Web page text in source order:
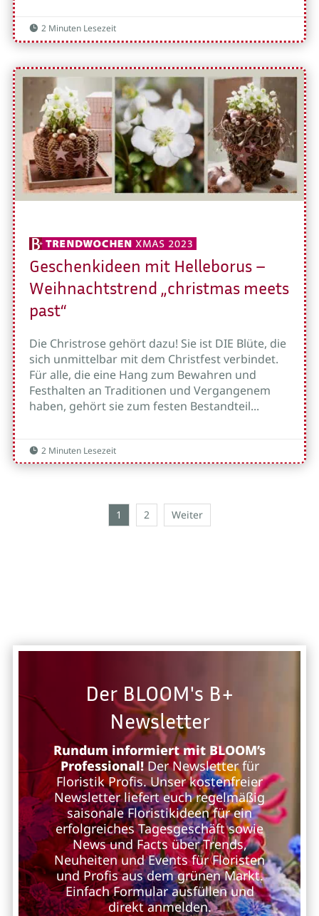
 2 Minuten Lesezeit
Geschenkideen mit Helleborus –
Weihnachtstrend „christmas meets
past“
Die Christrose gehört dazu! Sie ist DIE Blüte, die
sich unmittelbar mit dem Christfest verbindet.
Für alle, die eine Hang zum Bewahren und
Festhalten an Traditionen und Vergangenem
haben, gehört sie zum festen Bestandteil...
 2 Minuten Lesezeit
1 2 Weiter
Der BLOOM's B+
Newsletter
Rundum informiert mit BLOOM’s
Professional!Der Newsletter für
Floristik Profis. Unser kostenfreier
Newsletter liefert euch regelmäßig
saisonale Floristikideen für ein
erfolgreiches Tagesgeschäft sowie
News und Facts über Trends,
Neuheiten und Events für Floristen
und Profis aus dem grünen Markt.
Einfach Formular ausfüllen und
direkt anmelden.